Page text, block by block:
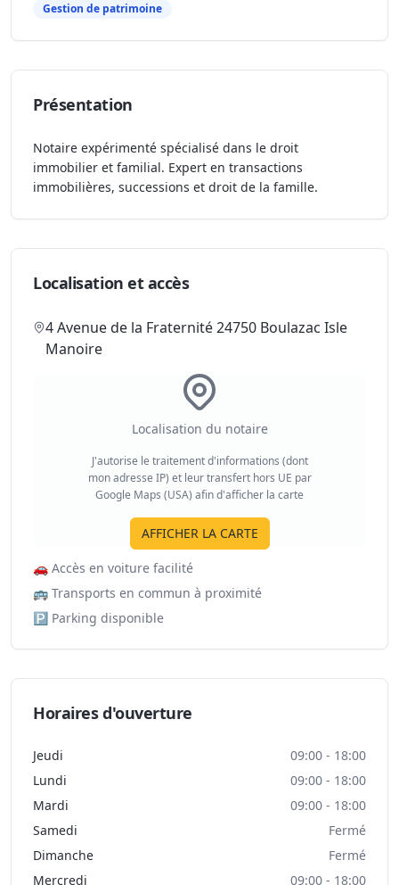
Gestion de patrimoine
Présentation
Notaire expérimenté spécialisé dans le droit
immobilier et familial. Expert en transactions
immobilières, successions et droit de la famille.
Localisation et accès
4 Avenue de la Fraternité 24750 Boulazac Isle
Manoire
Localisation du notaire
J'autorise le traitement d'informations (dont
mon adresse IP) et leur transfert hors UE par
Google Maps (USA) afin d'afficher la carte
AFFICHER LA CARTE
🚗 Accès en voiture facilité
🚌 Transports en commun à proximité
🅿️ Parking disponible
Horaires d'ouverture
Jeudi
09:00 - 18:00
Lundi
09:00 - 18:00
Mardi
09:00 - 18:00
Samedi
Fermé
Dimanche
Fermé
Mercredi
09:00 - 18:00